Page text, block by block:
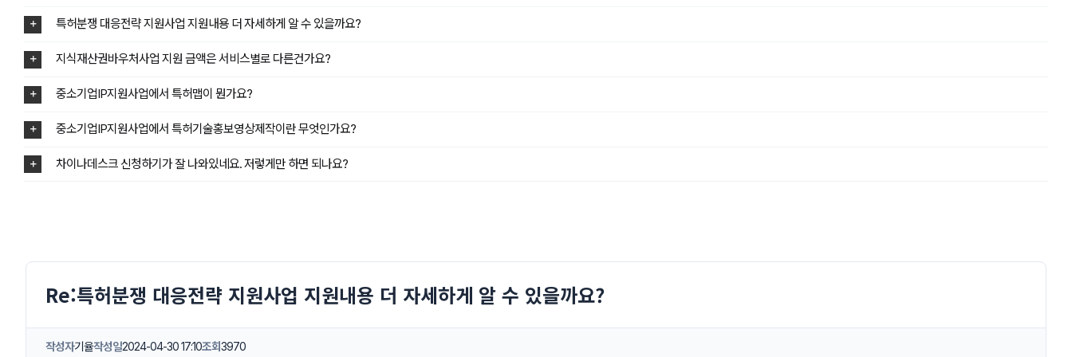
특허분쟁 대응전략 지원사업 지원내용 더 자세하게 알 수 있을까요?
지식재산권바우처사업 지원 금액은 서비스별로 다른건가요?
중소기업IP지원사업에서 특허맵이 뭔가요?
중소기업IP지원사업에서 특허기술홍보영상제작이란 무엇인가요?
차이나데스크 신청하기가 잘 나와있네요. 저렇게만 하면 되나요?
Re:특허분쟁 대응전략 지원사업 지원내용 더 자세하게 알 수 있을까요?
작성자기율작성일2024-04-30 17:10조회3970